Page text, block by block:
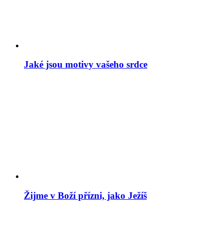
Jaké jsou motivy vašeho srdce
Žijme v Boží přízni, jako Ježíš